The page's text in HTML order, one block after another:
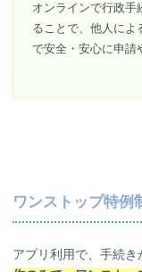
オンラインで行政手
ることで、他人によ
で安全・安心に申請
ワンストップ特例
アプリ利用で、手続き